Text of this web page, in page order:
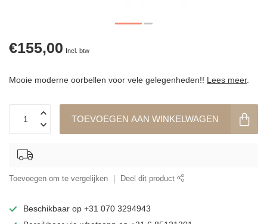
€155,00 Incl. btw
Mooie moderne oorbellen voor vele gelegenheden!! Lees meer.
TOEVOEGEN AAN WINKELWAGEN
Toevoegen om te vergelijken Deel dit product
Beschikbaar op +31 070 3294943